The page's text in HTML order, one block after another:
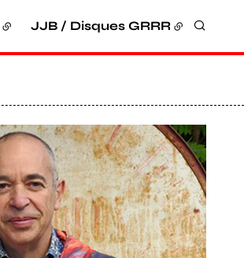
JJB / Disques GRRR